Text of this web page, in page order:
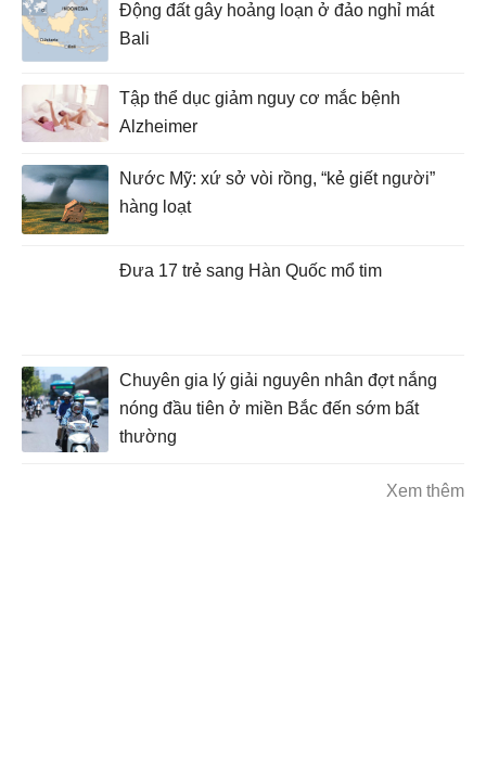
Động đất gây hoảng loạn ở đảo nghỉ mát
Bali
Tập thể dục giảm nguy cơ mắc bệnh
Alzheimer
Nước Mỹ: xứ sở vòi rồng, “kẻ giết người”
hàng loạt
Đưa 17 trẻ sang Hàn Quốc mổ tim
Chuyên gia lý giải nguyên nhân đợt nắng
nóng đầu tiên ở miền Bắc đến sớm bất
thường
Xem thêm